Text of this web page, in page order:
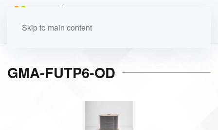
Skip to main content
GMA-FUTP6-OD